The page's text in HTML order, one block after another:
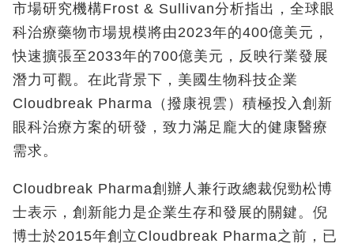
市場研究機構Frost & Sullivan分析指出，全球眼
科治療藥物市場規模將由2023年的400億美元，
快速擴張至2033年的700億美元，反映行業發展
潛力可觀。在此背景下，美國生物科技企業
Cloudbreak Pharma（撥康視雲）積極投入創新
眼科治療方案的研發，致力滿足龐大的健康醫療
需求。
Cloudbreak Pharma創辦人兼行政總裁倪勁松博
士表示，創新能力是企業生存和發展的關鍵。倪
博士於2015年創立Cloudbreak Pharma之前，已